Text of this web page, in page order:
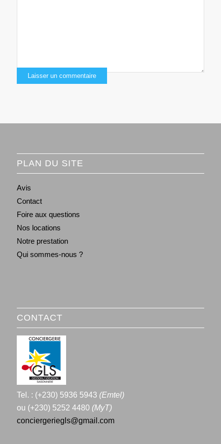
PLAN DU SITE
Avis
Contact
Foire aux questions
Nos locations
Notre prestation
Qui sommes-nous ?
CONTACT
Tel. : (+230) 5936 5943 (Emtel)
ou (+230) 5252 4480 (MyT)
conciergeriegls@gmail.com